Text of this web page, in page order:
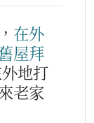
， 在外
屋拜
外地打
老家